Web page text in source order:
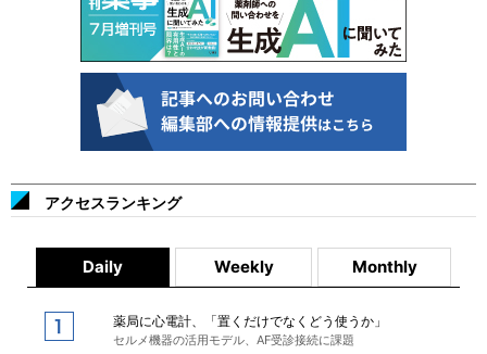
アクセスランキング
Daily Weekly Monthly
薬局に心電計、「置くだけでなくどう使うか」
セルメ機器の活用モデル、AF受診接続に課題